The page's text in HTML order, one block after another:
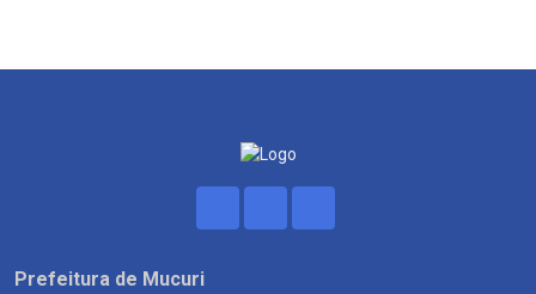
Prefeitura de Mucuri